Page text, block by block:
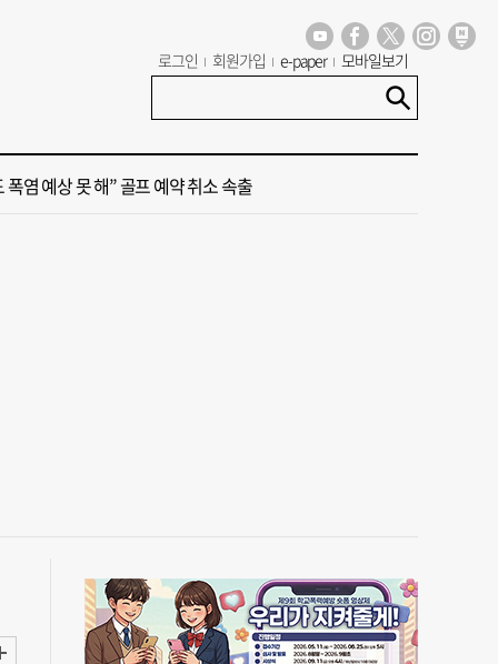
로그인 회원가입 e-paper 모바일보기
우성향 단체 '신남성연대' 대표 숨진 채 발견
산’ 식히려면 꽉 막힌 바람길 53곳 열어라